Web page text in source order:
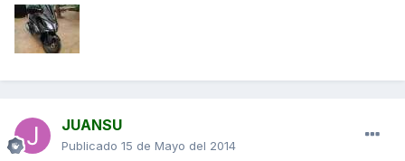
JUANSU
Publicado 15 de Mayo del 2014